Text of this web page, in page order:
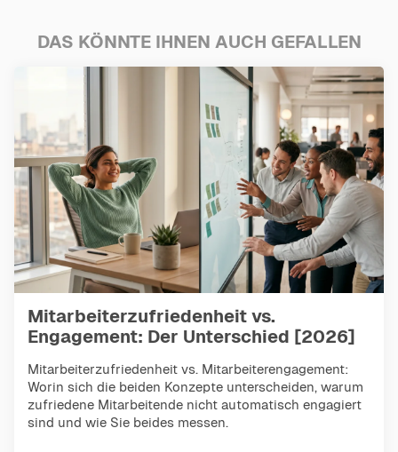
DAS KÖNNTE IHNEN AUCH GEFALLEN
Mitarbeiterzufriedenheit vs.
Engagement: Der Unterschied [2026]
Mitarbeiterzufriedenheit vs. Mitarbeiterengagement:
Worin sich die beiden Konzepte unterscheiden, warum
zufriedene Mitarbeitende nicht automatisch engagiert
sind und wie Sie beides messen.